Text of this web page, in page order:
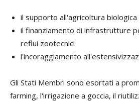
il supporto all'agricoltura
il finanziamento di infrastrutture
reflui zootecnici
l'incoraggiamento
Gli Stati Membri sono esortati a
farming, l'irrigazione a goccia, il